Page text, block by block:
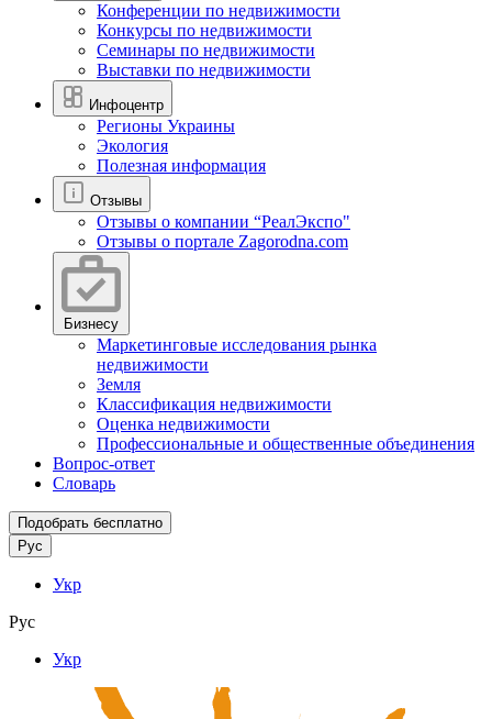
Конференции по недвижимости
Конкурсы по недвижимости
Семинары по недвижимости
Выставки по недвижимости
Инфоцентр
Регионы Украины
Экология
Полезная информация
Отзывы
Отзывы о компании “РеалЭкспо"
Отзывы о портале Zagorodna.com
Бизнесу
Маркетинговые исследования рынка
недвижимости
Земля
Классификация недвижимости
Оценка недвижимости
Профессиональные и общественные объединения
Вопрос-ответ
Словарь
Подобрать бесплатно
Рус
Укр
Рус
Укр